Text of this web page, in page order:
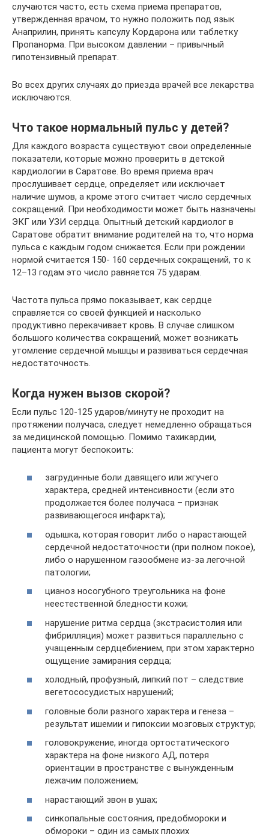
случаются часто, есть схема приема препаратов,
утвержденная врачом, то нужно положить под язык
Анаприлин, принять капсулу Кордарона или таблетку
Пропанорма. При высоком давлении – привычный
гипотензивный препарат.
Во всех других случаях до приезда врачей все лекарства
исключаются.
Что такое нормальный пульс у детей?
Для каждого возраста существуют свои определенные
показатели, которые можно проверить в детской
кардиологии в Саратове. Во время приема врач
прослушивает сердце, определяет или исключает
наличие шумов, а кроме этого считает число сердечных
сокращений. При необходимости может быть назначены
ЭКГ или УЗИ сердца. Опытный детский кардиолог в
Саратове обратит внимание родителей на то, что норма
пульса с каждым годом снижается. Если при рождении
нормой считается 150- 160 сердечных сокращений, то к
12–13 годам это число равняется 75 ударам.
Частота пульса прямо показывает, как сердце
справляется со своей функцией и насколько
продуктивно перекачивает кровь. В случае слишком
большого количества сокращений, может возникать
утомление сердечной мышцы и развиваться сердечная
недостаточность.
Когда нужен вызов скорой?
Если пульс 120-125 ударов/минуту не проходит на
протяжении получаса, следует немедленно обращаться
за медицинской помощью. Помимо тахикардии,
пациента могут беспокоить:
загрудинные боли давящего или жгучего
характера, средней интенсивности (если это
продолжается более получаса – признак
развивающегося инфаркта);
одышка, которая говорит либо о нарастающей
сердечной недостаточности (при полном покое),
либо о нарушенном газообмене из-за легочной
патологии;
цианоз носогубного треугольника на фоне
неестественной бледности кожи;
нарушение ритма сердца (экстрасистолия или
фибрилляция) может развиться параллельно с
учащенным сердцебиением, при этом характерно
ощущение замирания сердца;
холодный, профузный, липкий пот – следствие
вегетососудистых нарушений;
головные боли разного характера и генеза –
результат ишемии и гипоксии мозговых структур;
головокружение, иногда ортостатического
характера на фоне низкого АД, потеря
ориентации в пространстве с вынужденным
лежачим положением;
нарастающий звон в ушах;
синкопальные состояния, предобмороки и
обмороки – один из самых плохих